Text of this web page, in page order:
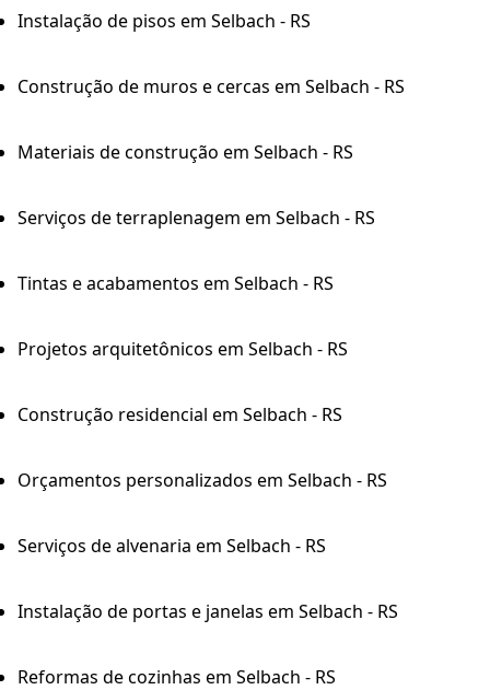
Instalação de pisos em Selbach - RS
Construção de muros e cercas em Selbach - RS
Materiais de construção em Selbach - RS
Serviços de terraplenagem em Selbach - RS
Tintas e acabamentos em Selbach - RS
Projetos arquitetônicos em Selbach - RS
Construção residencial em Selbach - RS
Orçamentos personalizados em Selbach - RS
Serviços de alvenaria em Selbach - RS
Instalação de portas e janelas em Selbach - RS
Reformas de cozinhas em Selbach - RS